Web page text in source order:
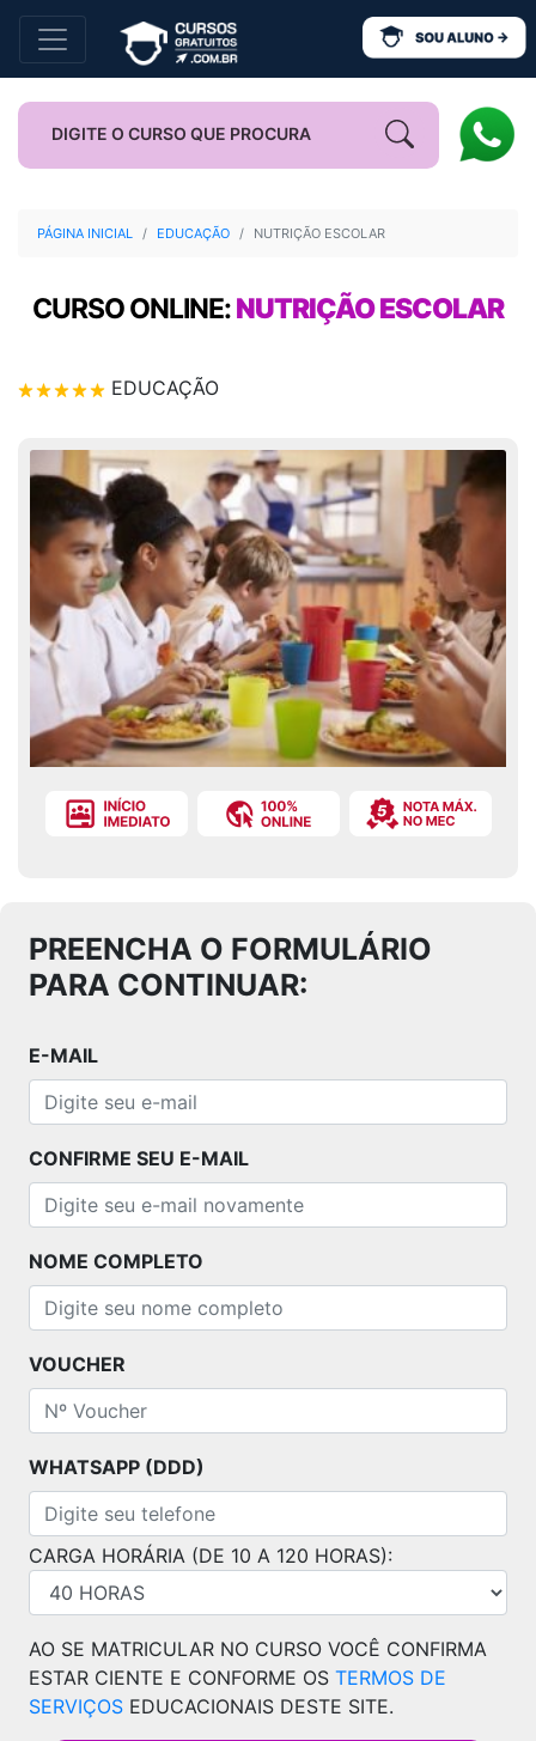
PÁGINA INICIAL EDUCAÇÃO NUTRIÇÃO ESCOLAR
CURSO ONLINE:NUTRIÇÃO ESCOLAR
EDUCAÇÃO
PREENCHA O FORMULÁRIO
PARA CONTINUAR:
E-MAIL
CONFIRME SEU E-MAIL
NOME COMPLETO
VOUCHER
WHATSAPP (DDD)
CARGA HORÁRIA (DE 10 A 120 HORAS):
AO SE MATRICULAR NO CURSO VOCÊ CONFIRMA
ESTAR CIENTE E CONFORME OS TERMOS DE
SERVIÇOS EDUCACIONAIS DESTE SITE.